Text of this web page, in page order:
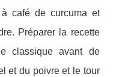
café de curcuma et
Préparer la recette
classique avant de
et du poivre et le tour